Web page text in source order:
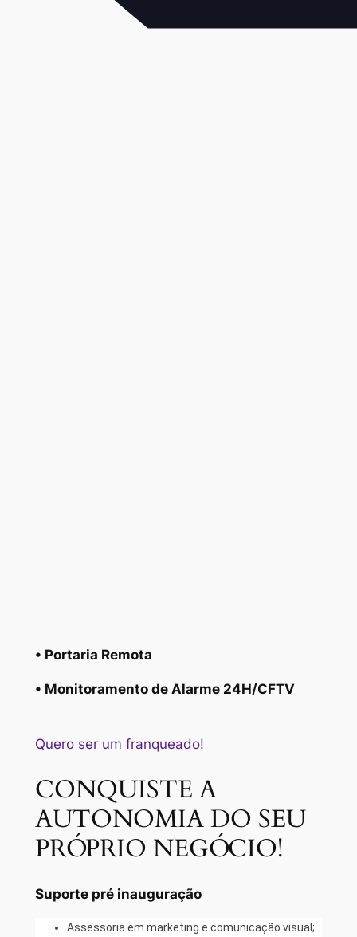
• Portaria Remota
• Monitoramento de Alarme 24H/CFTV
Quero ser um franqueado!
CONQUISTE A
AUTONOMIA DO SEU
PRÓPRIO NEGÓCIO!
Suporte pré inauguração
Assessoria em marketing e comunicação visual;